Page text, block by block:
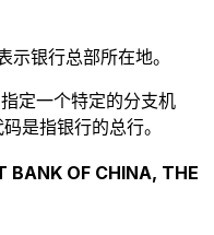
示银行总部所在地。
定一个特定的分支机
是指银行的总行。
BANK OF CHINA, THE